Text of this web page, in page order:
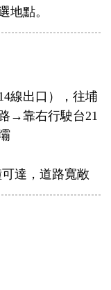
地點。
線出口），往埔
→靠右行駛台21
達，道路寬敞